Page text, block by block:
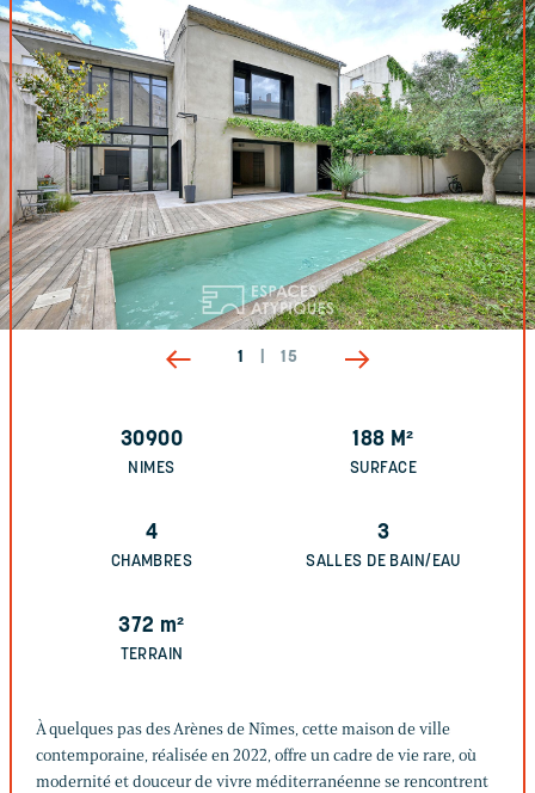
1 15
30900
NIMES
188 M²
SURFACE
4
CHAMBRES
3
SALLES DE BAIN/EAU
372 m²
TERRAIN
À quelques pas des Arènes de Nîmes, cette maison de ville
contemporaine, réalisée en 2022, offre un cadre de vie rare, où
modernité et douceur de vivre méditerranéenne se rencontrent